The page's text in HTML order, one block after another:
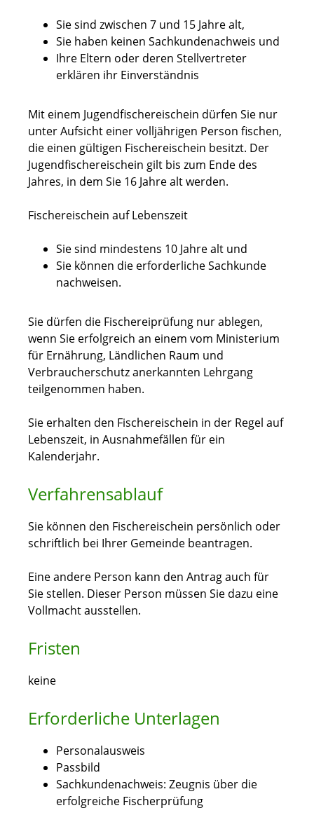
Sie sind zwischen 7 und 15 Jahre alt,
Sie haben keinen Sachkundenachweis und
Ihre Eltern oder deren Stellvertreter
erklären ihr Einverständnis
Mit einem Jugendfischereischein dürfen Sie nur
unter Aufsicht einer volljährigen Person fischen,
die einen gültigen Fischereischein besitzt. Der
Jugendfischereischein gilt bis zum Ende des
Jahres, in dem Sie 16 Jahre alt werden.
Fischereischein auf Lebenszeit
Sie sind mindestens 10 Jahre alt und
Sie können die erforderliche Sachkunde
nachweisen.
Sie dürfen die Fischereiprüfung nur ablegen,
wenn Sie erfolgreich an einem vom Ministerium
für Ernährung, Ländlichen Raum und
Verbraucherschutz anerkannten Lehrgang
teilgenommen haben.
Sie erhalten den Fischereischein in der Regel auf
Lebenszeit, in Ausnahmefällen für ein
Kalenderjahr.
Verfahrensablauf
Sie können den Fischereischein persönlich oder
schriftlich bei Ihrer Gemeinde beantragen.
Eine andere Person kann den Antrag auch für
Sie stellen. Dieser Person müssen Sie dazu eine
Vollmacht ausstellen.
Fristen
keine
Erforderliche Unterlagen
Personalausweis
Passbild
Sachkundenachweis: Zeugnis über die
erfolgreiche Fischerprüfung